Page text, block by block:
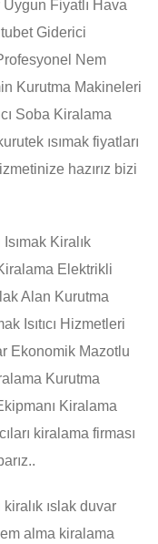
Uygun Fiyatlı Hava
Giderici
Nem
Kurutma Makineleri
Soba Kiralama
ısımak fiyatları
hazırız bizi
Isımak Kiralık
Kiralama Elektrikli
Alan Kurutma
Isıtıcı Hizmetleri
Ekonomik Mazotlu
Kurutma
Kiralama
kiralama firması
kiralık ıslak duvar
alma kiralama